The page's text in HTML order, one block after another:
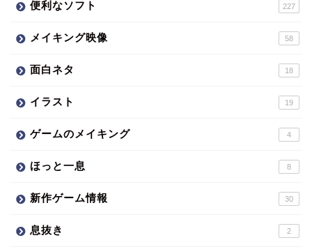
便利なソフト 227
メイキング映像 58
面白ネタ 18
イラスト 19
ゲームのメイキング 4
ほっと一息 8
新作ゲーム情報 30
息抜き 2